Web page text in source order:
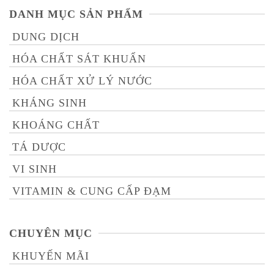
DANH MỤC SẢN PHẨM
DUNG DỊCH
HÓA CHẤT SÁT KHUẨN
HÓA CHẤT XỬ LÝ NƯỚC
KHÁNG SINH
KHOÁNG CHẤT
TÁ DƯỢC
VI SINH
VITAMIN & CUNG CẤP ĐẠM
CHUYÊN MỤC
KHUYẾN MÃI